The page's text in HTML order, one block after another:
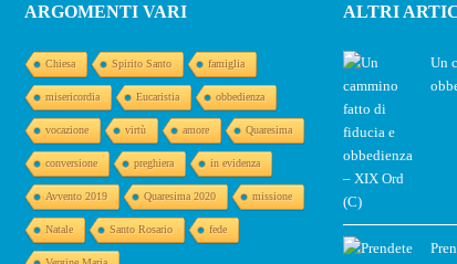
ARGOMENTI VARI
Chiesa Spirito Santo famiglia
misericordia Eucaristia obbedienza
vocazione virtù amore Quaresima
conversione preghiera in evidenza
Avvento 2019 Quaresima 2020 missione
Natale Santo Rosario fede
ALTRI
Un